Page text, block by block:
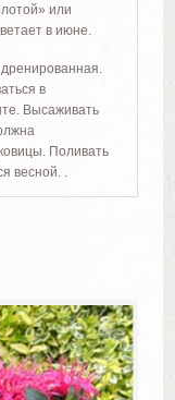
или
в июне.
в
Высаживать
Поливать
весной. .